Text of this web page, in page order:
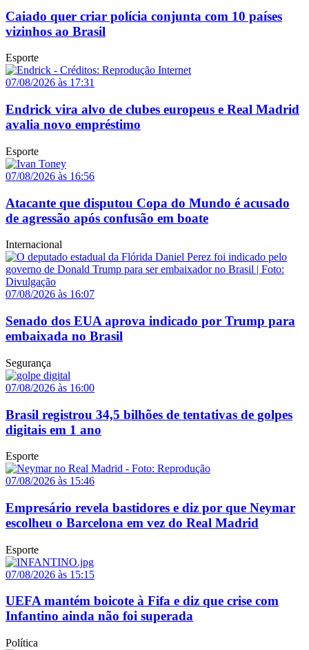
Caiado quer criar polícia conjunta com 10 países
vizinhos ao Brasil
Esporte
07/08/2026 às 17:31
Endrick vira alvo de clubes europeus e Real Madrid
avalia novo empréstimo
Esporte
07/08/2026 às 16:56
Atacante que disputou Copa do Mundo é acusado
de agressão após confusão em boate
Internacional
07/08/2026 às 16:07
Senado dos EUA aprova indicado por Trump para
embaixada no Brasil
Segurança
07/08/2026 às 16:00
Brasil registrou 34,5 bilhões de tentativas de golpes
digitais em 1 ano
Esporte
07/08/2026 às 15:46
Empresário revela bastidores e diz por que Neymar
escolheu o Barcelona em vez do Real Madrid
Esporte
07/08/2026 às 15:15
UEFA mantém boicote à Fifa e diz que crise com
Infantino ainda não foi superada
Política